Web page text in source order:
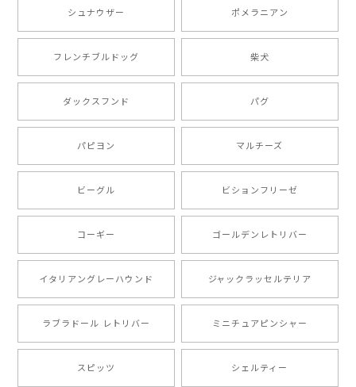
【 ボーダーコリー 水彩画風 毛色4色 】 手帳 スマホケース 犬 うちの子 iPhone & Android
ったです。 ご連絡が取りづらい点だけ少し不安になり
ましたが、商品の素敵さでチャラです。 本当に可愛
い。ありがとうございます。
2024/10/28
注文受領連絡が無かったのでハラハラしましたが… 可
愛い商品が届きました！大満足です♪
【 自然に囲まれた ポメラニアン 】マグカップ 犬 ペット うちの子 犬グッズ ギフト プレゼント 母の日
シュナウザー ポメラニアン
フレンチブルドッグ 柴犬
ダックスフンド パグ
パピヨン マルチーズ
ビーグル ビションフリーゼ
コーギー ゴールデンレトリバー
イタリアングレーハウンド ジャックラッセルテリア
ラブラドール レトリバー ミニチュアピンシャー
スピッツ シェルティー